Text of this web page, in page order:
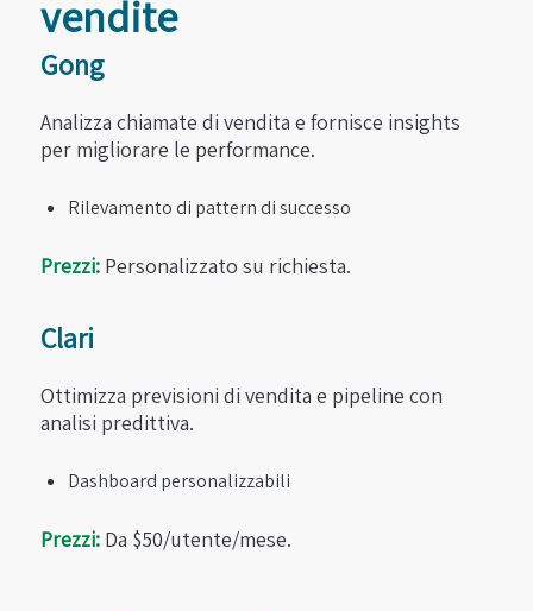
vendite
Gong
Analizza chiamate di vendita e fornisce insights
per migliorare le performance.
Rilevamento di pattern di successo
Prezzi:Personalizzato su richiesta.
Clari
Ottimizza previsioni di vendita e pipeline con
analisi predittiva.
Dashboard personalizzabili
Prezzi:Da $50/utente/mese.